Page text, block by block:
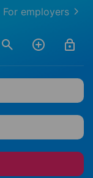
For employers